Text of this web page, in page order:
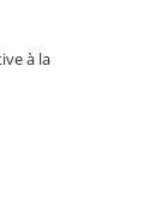
à la